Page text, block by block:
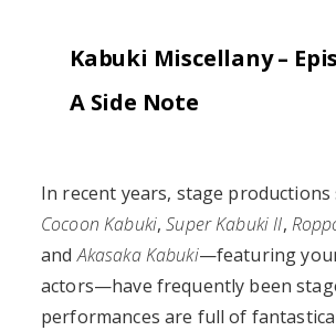
Kabuki Miscellany –
A Side Note
In recent years, stage productions
Cocoon Kabuki,Super Kabuki II,
andAkasaka Kabuki—featuring
actors—have frequently been
performances are full of